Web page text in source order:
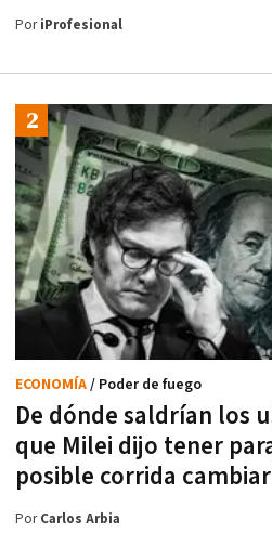
PoriProfesional
De dónde saldrían los
que Milei dijo tener
posible corrida
ECONOMÍA/ Poder de fuego
PorCarlos Arbia